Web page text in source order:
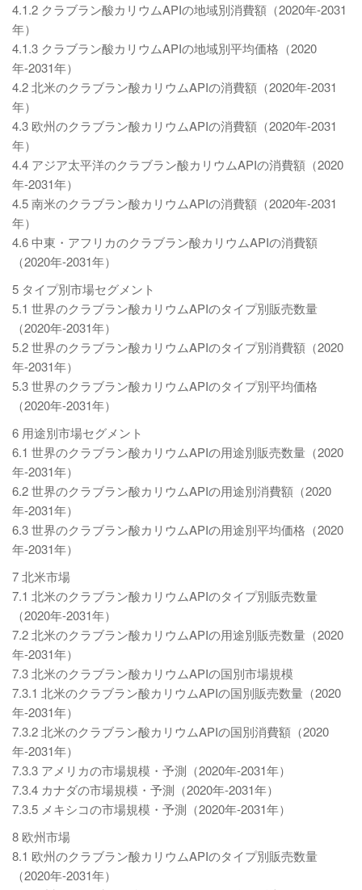
4.1.2 クラブラン酸カリウムAPIの地域別消費額（2020年-2031
年）
4.1.3 クラブラン酸カリウムAPIの地域別平均価格（2020
年-2031年）
4.2 北米のクラブラン酸カリウムAPIの消費額（2020年-2031
年）
4.3 欧州のクラブラン酸カリウムAPIの消費額（2020年-2031
年）
4.4 アジア太平洋のクラブラン酸カリウムAPIの消費額（2020
年-2031年）
4.5 南米のクラブラン酸カリウムAPIの消費額（2020年-2031
年）
4.6 中東・アフリカのクラブラン酸カリウムAPIの消費額
（2020年-2031年）
5 タイプ別市場セグメント
5.1 世界のクラブラン酸カリウムAPIのタイプ別販売数量
（2020年-2031年）
5.2 世界のクラブラン酸カリウムAPIのタイプ別消費額（2020
年-2031年）
5.3 世界のクラブラン酸カリウムAPIのタイプ別平均価格
（2020年-2031年）
6 用途別市場セグメント
6.1 世界のクラブラン酸カリウムAPIの用途別販売数量（2020
年-2031年）
6.2 世界のクラブラン酸カリウムAPIの用途別消費額（2020
年-2031年）
6.3 世界のクラブラン酸カリウムAPIの用途別平均価格（2020
年-2031年）
7 北米市場
7.1 北米のクラブラン酸カリウムAPIのタイプ別販売数量
（2020年-2031年）
7.2 北米のクラブラン酸カリウムAPIの用途別販売数量（2020
年-2031年）
7.3 北米のクラブラン酸カリウムAPIの国別市場規模
7.3.1 北米のクラブラン酸カリウムAPIの国別販売数量（2020
年-2031年）
7.3.2 北米のクラブラン酸カリウムAPIの国別消費額（2020
年-2031年）
7.3.3 アメリカの市場規模・予測（2020年-2031年）
7.3.4 カナダの市場規模・予測（2020年-2031年）
7.3.5 メキシコの市場規模・予測（2020年-2031年）
8 欧州市場
8.1 欧州のクラブラン酸カリウムAPIのタイプ別販売数量
（2020年-2031年）